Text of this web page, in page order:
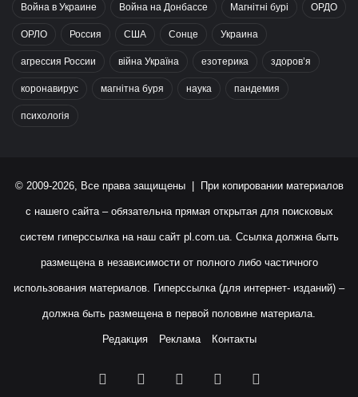
Война в Украине Война на Донбассе Магнітні бурі ОРДО
ОРЛО Россия США Сонце Украина
агрессия России війна Україна езотерика здоров’я
коронавирус магнітна буря наука пандемия
психологія
© 2009-2026, Все права защищены | При копировании материалов
с нашего сайта – обязательна прямая открытая для поисковых
систем гиперссылка на наш сайт pl.com.ua. Ссылка должна быть
размещена в независимости от полного либо частичного
использования материалов. Гиперссылка (для интернет- изданий) –
должна быть размещена в первой половине материала.
Редакция Реклама Контакты
Facebook YouTubeInstagram